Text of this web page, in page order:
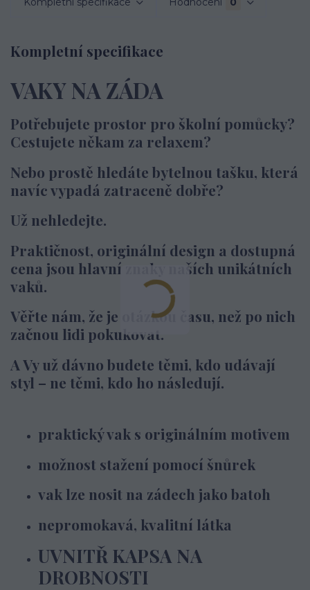
Kompletní specifikace
VAKY NA ZÁDA
Potřebujete prostor pro školní pomůcky?
Cestujete někam za relaxem?
Nebo prostě hledáte bytelnou tašku, která
navíc vypadá zatraceně dobře?
Už nehledejte.
Praktičnost, originální design a dostupná
cena jsou hlavní znaky naších unikátních
vaků.
Věřte nám, že je otázkou času, než po nich
začnou lidi pokukovat.
A Vy už dávno budete těmi, kdo udávají
styl – ne těmi, kdo ho následují.
praktický vak s originálním motivem
možnost stažení pomocí šnůrek
vak lze nosit na zádech jako batoh
nepromokavá, kvalitní látka
UVNITŘ KAPSA NA
DROBNOSTI